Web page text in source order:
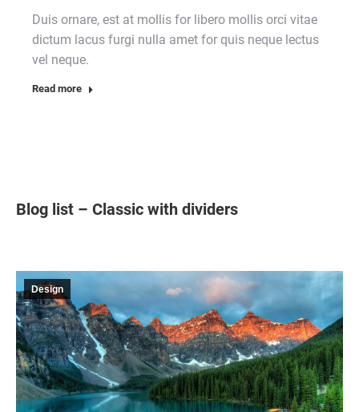
Duis ornare, est at mollis for libero mollis orci vitae
dictum lacus furgi nulla amet for quis neque lectus
vel neque.
Read more
Blog list – Classic with dividers
Design